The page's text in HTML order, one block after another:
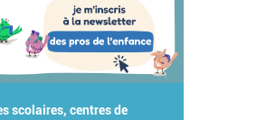
scolaires, centres de